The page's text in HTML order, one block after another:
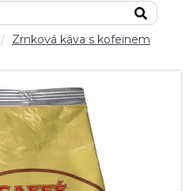
Zrnková káva s kofeinem